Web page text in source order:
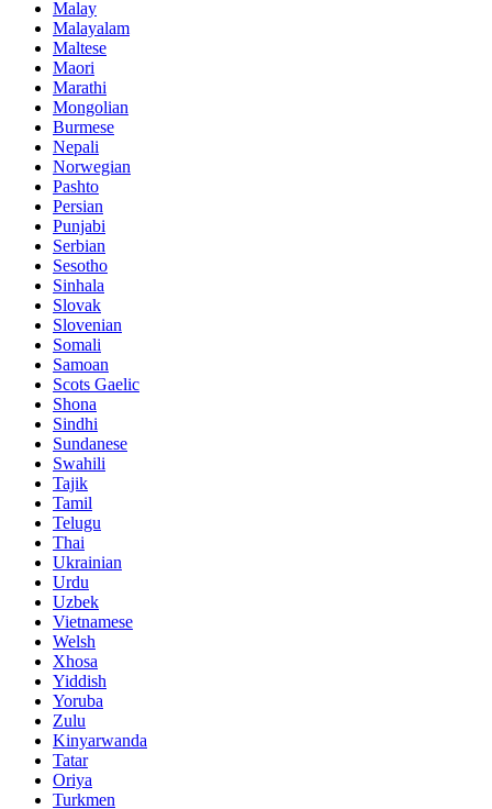
Malay
Malayalam
Maltese
Maori
Marathi
Mongolian
Burmese
Nepali
Norwegian
Pashto
Persian
Punjabi
Serbian
Sesotho
Sinhala
Slovak
Slovenian
Somali
Samoan
Scots Gaelic
Shona
Sindhi
Sundanese
Swahili
Tajik
Tamil
Telugu
Thai
Ukrainian
Urdu
Uzbek
Vietnamese
Welsh
Xhosa
Yiddish
Yoruba
Zulu
Kinyarwanda
Tatar
Oriya
Turkmen